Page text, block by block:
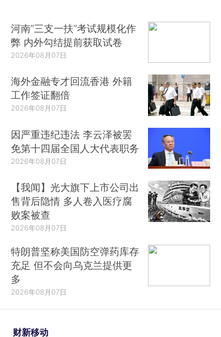
河南“三支一扶”考试规模化作
弊 内外勾结提前获取试卷
2026年08月07日
海外金融专才回流香港 外籍
工作签证翻倍
2026年08月07日
因严重违纪违法 李云泽被罢
免第十四届全国人大代表职务
2026年08月07日
【我闻】光大旗下上市公司出
售背后隐情 多人卷入医疗腐
败案被查
2026年08月07日
特朗普坚称美国防空弹药库存
充足 但不会向乌克兰提供更
多
2026年08月07日
财新移动